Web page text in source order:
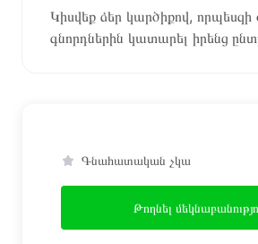
Կիսվեք ձեր կարծիքով, որպեսզի
գնորդներին կատարել իրենց
Գնահատական չկա
Թողնել